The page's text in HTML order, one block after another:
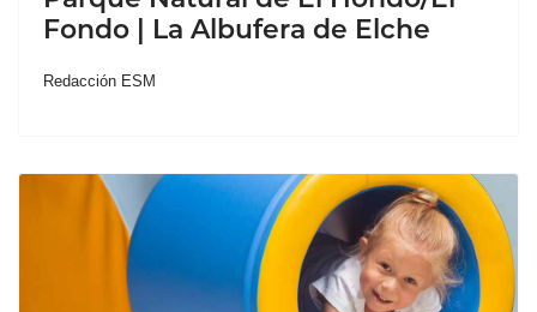
Fondo | La Albufera de Elche
Redacción ESM